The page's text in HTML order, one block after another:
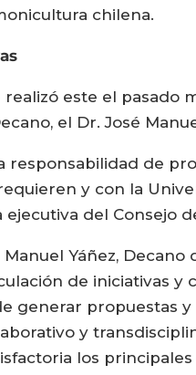
chilena.
realizó este el pasado
el Dr. José
responsabilidad de
y con la
del Consejo
Yáñez,
de iniciativas y
generar propuestas
y
los principales